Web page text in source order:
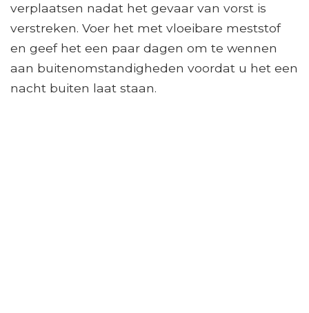
verplaatsen nadat het gevaar van vorst is
verstreken. Voer het met vloeibare meststof
en geef het een paar dagen om te wennen
aan buitenomstandigheden voordat u het een
nacht buiten laat staan.